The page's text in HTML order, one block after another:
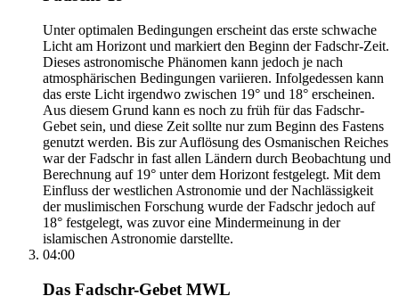
Unter optimalen Bedingungen erscheint das erste schwache
Licht am Horizont und markiert den Beginn der Fadschr-Zeit.
Dieses astronomische Phänomen kann jedoch je nach
atmosphärischen Bedingungen variieren. Infolgedessen kann
das erste Licht irgendwo zwischen 19° und 18° erscheinen.
Aus diesem Grund kann es noch zu früh für das Fadschr-
Gebet sein, und diese Zeit sollte nur zum Beginn des Fastens
genutzt werden. Bis zur Auflösung des Osmanischen Reiches
war der Fadschr in fast allen Ländern durch Beobachtung und
Berechnung auf 19° unter dem Horizont festgelegt. Mit dem
Einfluss der westlichen Astronomie und der Nachlässigkeit
der muslimischen Forschung wurde der Fadschr jedoch auf
18° festgelegt, was zuvor eine Mindermeinung in der
islamischen Astronomie darstellte.
04:00
Das Fadschr-Gebet MWL